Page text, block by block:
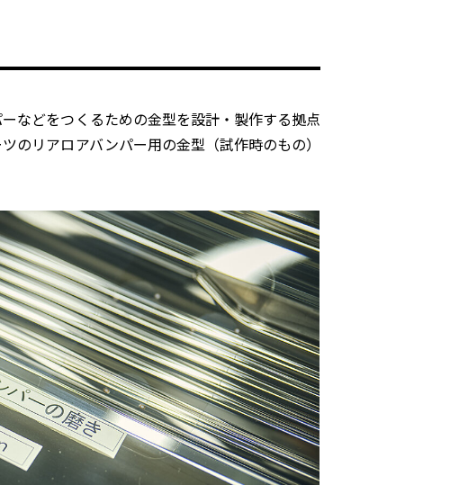
などをつくるための金型を設計・製作する拠点
のリアロアバンパー用の金型（試作時のもの）